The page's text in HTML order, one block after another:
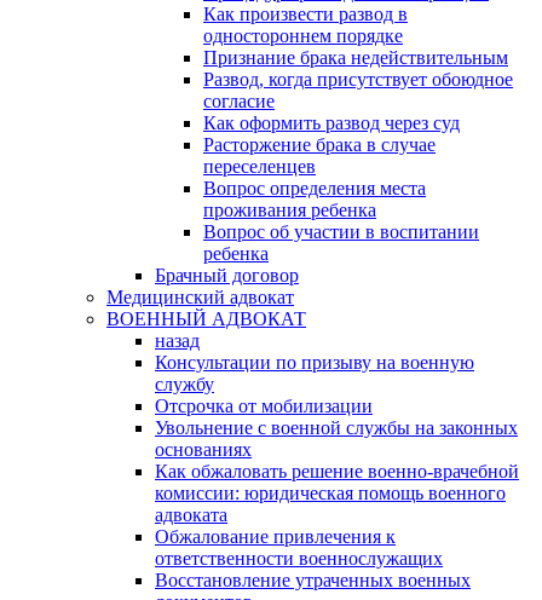
Как произвести развод в
одностороннем порядке
Признание брака недействительным
Развод, когда присутствует обоюдное
согласие
Как оформить развод через суд
Расторжение брака в случае
переселенцев
Вопрос определения места
проживания ребенка
Вопрос об участии в воспитании
ребенка
Брачный договор
Медицинский адвокат
ВОЕННЫЙ АДВОКАТ
назад
Консультации по призыву на военную
службу
Отсрочка от мобилизации
Увольнение с военной службы на законных
основаниях
Как обжаловать решение военно-врачебной
комиссии: юридическая помощь военного
адвоката
Обжалование привлечения к
ответственности военнослужащих
Восстановление утраченных военных